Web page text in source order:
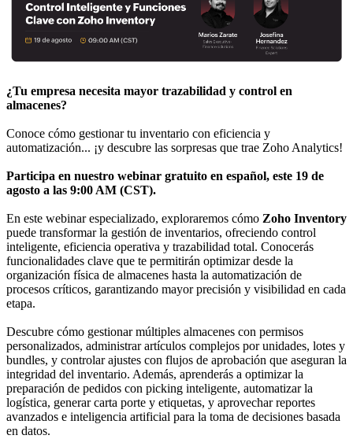
¿Tu empresa necesita mayor trazabilidad y control en
almacenes?
Conoce cómo gestionar tu inventario con eficiencia y
automatización... ¡y descubre las sorpresas que trae Zoho Analytics!
Participa en nuestro webinar gratuito en español, este 19 de
agosto a las 9:00 AM (CST).
En este webinar especializado, exploraremos cómo Zoho Inventory
puede transformar la gestión de inventarios, ofreciendo control
inteligente, eficiencia operativa y trazabilidad total. Conocerás
funcionalidades clave que te permitirán optimizar desde la
organización física de almacenes hasta la automatización de
procesos críticos, garantizando mayor precisión y visibilidad en cada
etapa.
Descubre cómo gestionar múltiples almacenes con permisos
personalizados, administrar artículos complejos por unidades, lotes y
bundles, y controlar ajustes con flujos de aprobación que aseguran la
integridad del inventario. Además, aprenderás a optimizar la
preparación de pedidos con picking inteligente, automatizar la
logística, generar carta porte y etiquetas, y aprovechar reportes
avanzados e inteligencia artificial para la toma de decisiones basada
en datos.